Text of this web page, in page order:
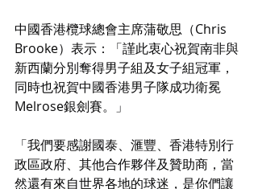
中國香港欖球總會主席蒲敬思（Chris
Brooke）表示：「謹此衷心祝賀南非與
新西蘭分別奪得男子組及女子組冠軍，
同時也祝賀中國香港男子隊成功衛冕
Melrose銀劍賽。」
「我們要感謝國泰、滙豐、香港特別行
政區政府、其他合作夥伴及贊助商，當
然還有來自世界各地的球迷，是你們讓